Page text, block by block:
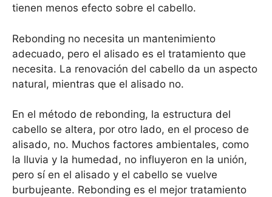
tienen menos efecto sobre el cabello.
Rebonding no necesita un mantenimiento
adecuado, pero el alisado es el tratamiento que
necesita. La renovación del cabello da un aspecto
natural, mientras que el alisado no.
En el método de rebonding, la estructura del
cabello se altera, por otro lado, en el proceso de
alisado, no. Muchos factores ambientales, como
la lluvia y la humedad, no influyeron en la unión,
pero sí en el alisado y el cabello se vuelve
burbujeante. Rebonding es el mejor tratamiento